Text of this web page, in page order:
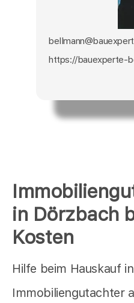
in Dörzbach
Kosten
Hilfe beim Hauskauf
Immobiliengutachter
https://bauexperte-